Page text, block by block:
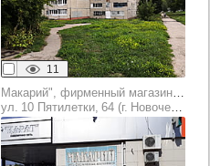
11
"Макарий", фирменный магазин разливного пива
ул. 10 Пятилетки, 64 (г. Новочебоксарск)